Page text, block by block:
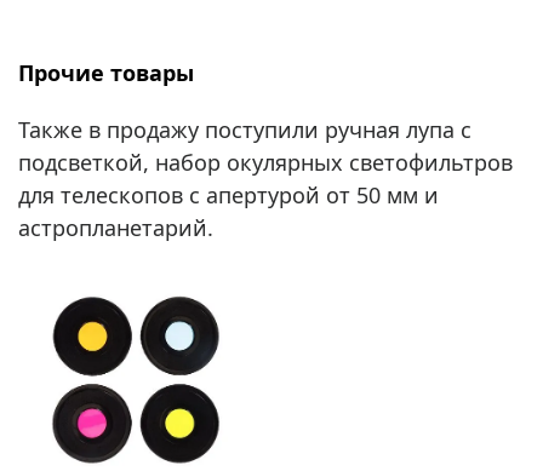
Прочие товары
Также в продажу поступили ручная лупа с
подсветкой, набор окулярных светофильтров
для телескопов с апертурой от 50 мм и
астропланетарий.